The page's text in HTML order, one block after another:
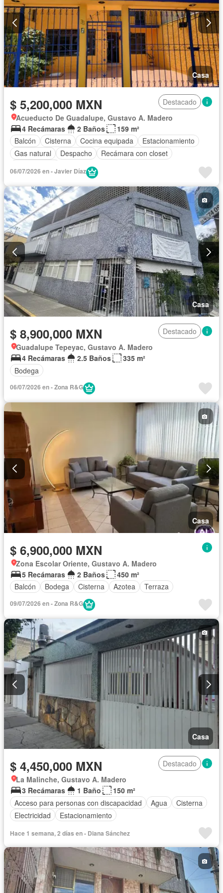
Casa
$ 5,200,000 MXN
Destacado
Acueducto De Guadalupe, Gustavo A. Madero
4 Recámaras
2 Baños
159 m²
Balcón
Cisterna Cocina equipada
Estacionamiento
Gas natural
Despacho
Recámara con closet
06/07/2026 en - Javier Díaz
Casa
$ 8,900,000 MXN
Destacado
Guadalupe Tepeyac, Gustavo A. Madero
4 Recámaras
2.5 Baños
335 m²
Bodega
06/07/2026 en - Zona R&G
Casa
$ 6,900,000 MXN
Zona Escolar Oriente, Gustavo A. Madero
5 Recámaras
2 Baños
450 m²
Balcón
Bodega Cisterna Azotea Terraza
09/07/2026 en - Zona R&G
Casa
$ 4,450,000 MXN
Destacado
La Malinche, Gustavo A. Madero
3 Recámaras
1 Baño
150 m²
Acceso para personas con discapacidad
Agua
Cisterna
Electricidad
Estacionamiento
Hace 1 semana, 2 días en - Diana Sánchez